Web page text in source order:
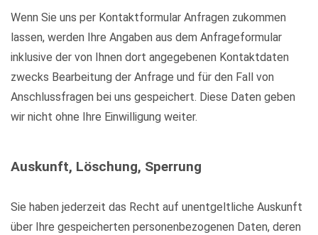
Wenn Sie uns per Kontaktformular Anfragen zukommen
lassen, werden Ihre Angaben aus dem Anfrageformular
inklusive der von Ihnen dort angegebenen Kontaktdaten
zwecks Bearbeitung der Anfrage und für den Fall von
Anschlussfragen bei uns gespeichert. Diese Daten geben
wir nicht ohne Ihre Einwilligung weiter.
Auskunft, Löschung, Sperrung
Sie haben jederzeit das Recht auf unentgeltliche Auskunft
über Ihre gespeicherten personenbezogenen Daten, deren